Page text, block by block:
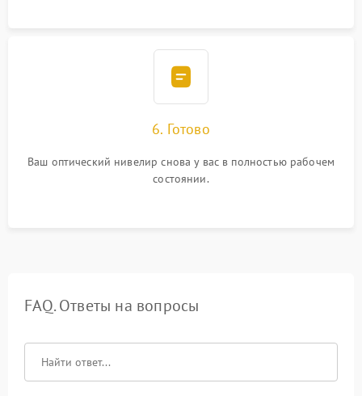
6. Готово
Ваш оптический нивелир снова у вас в полностью рабочем
состоянии.
FAQ. Ответы на вопросы